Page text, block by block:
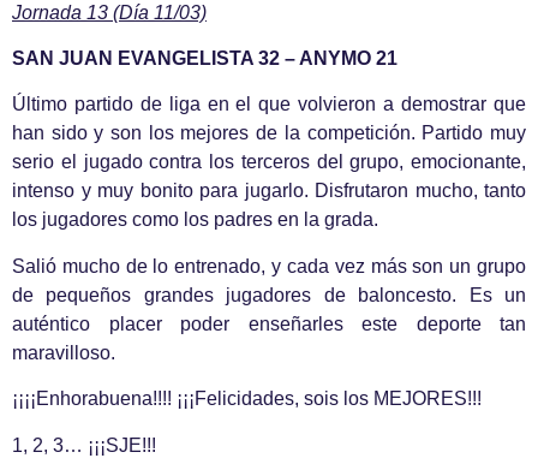
Jornada 13 (Día 11/03)
SAN JUAN EVANGELISTA 32 – ANYMO 21
Último partido de liga en el que volvieron a demostrar que
han sido y son los mejores de la competición. Partido muy
serio el jugado contra los terceros del grupo, emocionante,
intenso y muy bonito para jugarlo. Disfrutaron mucho, tanto
los jugadores como los padres en la grada.
Salió mucho de lo entrenado, y cada vez más son un grupo
de pequeños grandes jugadores de baloncesto. Es un
auténtico placer poder enseñarles este deporte tan
maravilloso.
¡¡¡¡Enhorabuena!!!! ¡¡¡Felicidades, sois los MEJORES!!!
1, 2, 3… ¡¡¡SJE!!!